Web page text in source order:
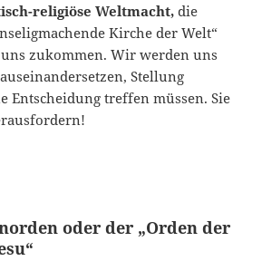
religiöse Weltmacht,die
Kirche der Welt“
zukommen. Wir werden uns
Stellung
Entscheidung treffen müssen. Sie
oder der „Orden der